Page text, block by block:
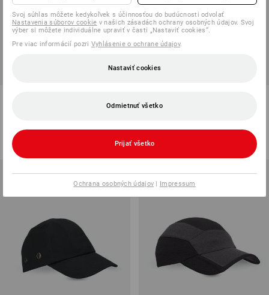
11,67 €
(v. DPH) od 10 ks
od 3,43 €
(v. DPH) od 100 ks
Svoj súhlas môžete kedykoľvek s účinnosťou do budúcnosti odvolať
Nastavenia súborov cookie v našich zásadách ochrany osobných údajov. Svoj
výber si môžete individuálne upraviť v časti „Nastaviť cookies“.
Pre viac informácií pozri Vyhlásenie o ochrane údajov.
Nastaviť cookies
Odmietnuť všetko
Prijať všetko
Ochrana osobných údajov | Impressum